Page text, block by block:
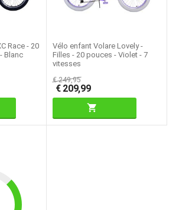
Race - 20
Blanc
Vélo enfant Volare Lovely -
Filles - 20 pouces - Violet - 7
vitesses
€249,95
€ 209,99